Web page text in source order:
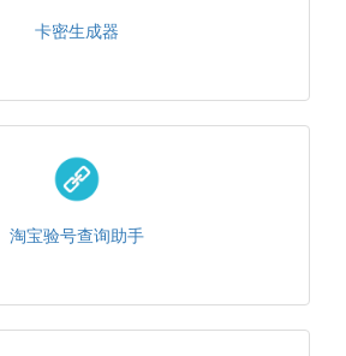
卡密生成器
淘宝验号查询助手